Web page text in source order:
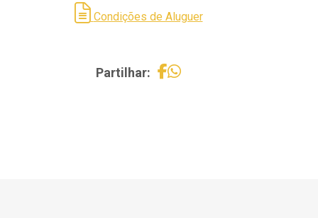
Condições de Aluguer
Partilhar: